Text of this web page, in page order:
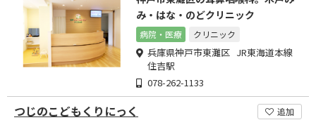
み・はな・のどクリニック
病院・医療 クリニック
兵庫県神戸市東灘区 JR東海道本線
住吉駅
078-262-1133
つじのこどもくりにっく 追加